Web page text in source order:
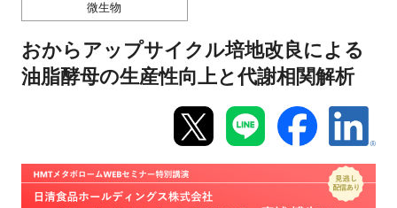
お問い合わせ
新規登録
微生物
おからアップサイクル培地改良による
油脂酵母の生産性向上と代謝相関解析